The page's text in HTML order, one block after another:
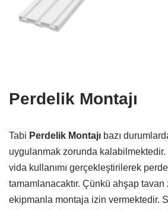
Perdelik Montajı
Tabi Perdelik Montajı bazı
uygulanmak zorunda
vida kullanımı gerçekleştirilerek
tamamlanacaktır. Çünkü ahşap
ekipmanla montaja izin vermektedir.